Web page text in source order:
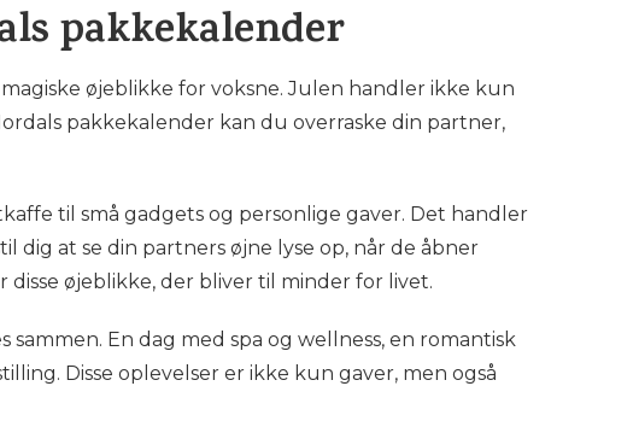
pakkekalender
øjeblikke for voksne. Julen handler ikke kun
pakkekalender kan du overraske din partner,
til små gadgets og personlige gaver. Det handler
dig at se din partners øjne lyse op, når de åbner
øjeblikke, der bliver til minder for livet.
En dag med spa og wellness, en romantisk
Disse oplevelser er ikke kun gaver, men også